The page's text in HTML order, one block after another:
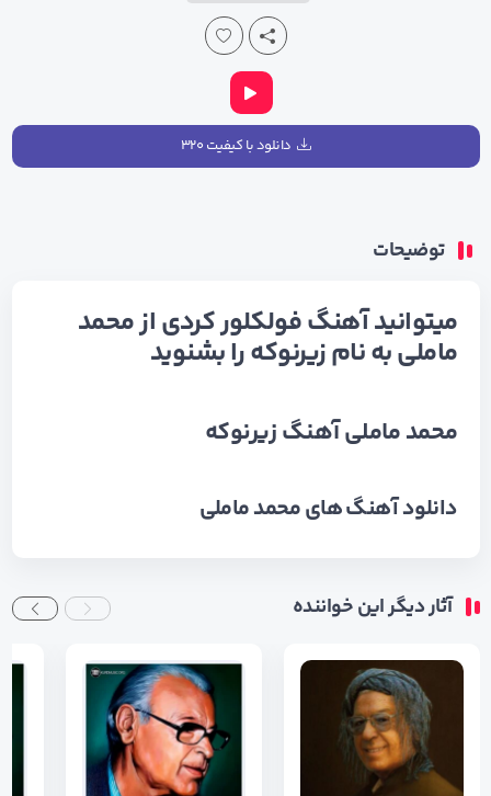
دانلود با کیفیت ۳۲۰
توضیحات
میتوانید آهنگ فولکلور کردی از محمد
ماملی به نام زیرنوکه را بشنوید
محمد ماملی آهنگ زیرنوکه
دانلود آهنگ هایمحمد ماملی
آثار دیگر این خواننده